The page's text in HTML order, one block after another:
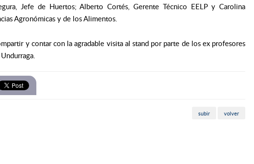
Jefe de Huertos; Alberto Cortés, Gerente Técnico EELP y Carolina
Agronómicas y de los Alimentos.
y contar con la agradable visita al stand por parte de los ex profesores
subir volver